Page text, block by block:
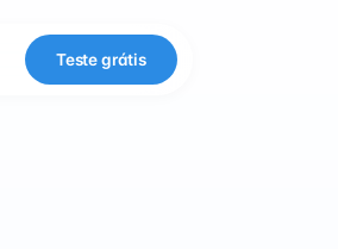
Teste grátis